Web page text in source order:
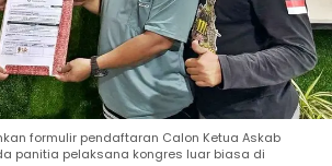
formulir pendaftaran Calon Ketua Askab
panitia pelaksana kongres luar biasa di